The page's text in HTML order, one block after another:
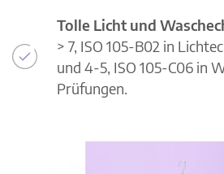
Tolle Licht und
> 7, ISO 105-B02 in
und 4-5, ISO 105-C06 in
Prüfungen.